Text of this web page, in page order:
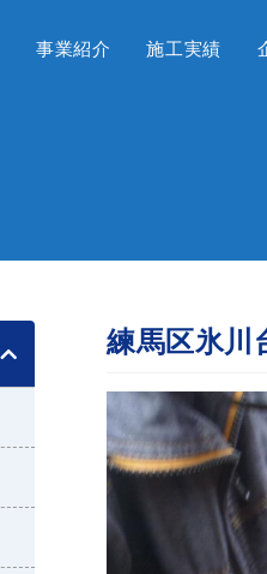
事業紹介 施工実績
練馬区氷川